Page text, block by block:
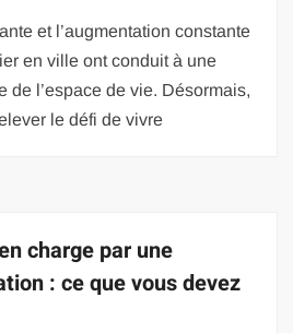
et l’augmentation constante
en ville ont conduit à une
de l’espace de vie. Désormais,
le défi de vivre
charge par une
: ce que vous devez